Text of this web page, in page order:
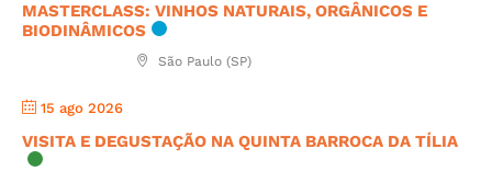
MASTERCLASS: VINHOS NATURAIS, ORGÂNICOS E
BIODINÂMICOS
São Paulo (SP)
15 ago 2026
VISITA E DEGUSTAÇÃO NA QUINTA BARROCA DA TÍLIA